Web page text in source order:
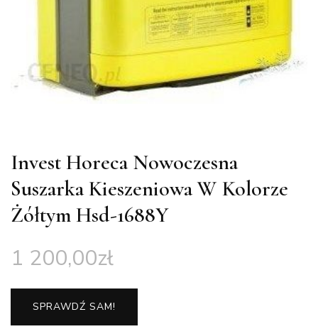
Invest Horeca Nowoczesna
Suszarka Kieszeniowa W Kolorze
Żółtym Hsd-1688Y
1 200,00zł
SPRAWDŹ SAM!